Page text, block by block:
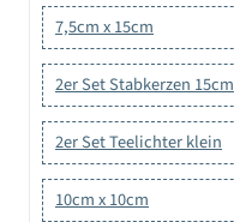
7,5cm x 15cm
2er Set Stabkerzen 15cm
2er Set Teelichter klein
10cm x 10cm